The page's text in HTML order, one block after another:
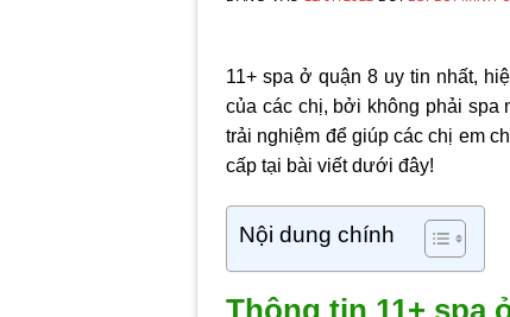
11+ spa ở quận 8 uy tin nhất,
của các chị, bởi không phải spa
trải nghiệm để giúp các chị em
cấp tại bài viết dưới đây!
Nội dung chính
Thông tin 11+ spa